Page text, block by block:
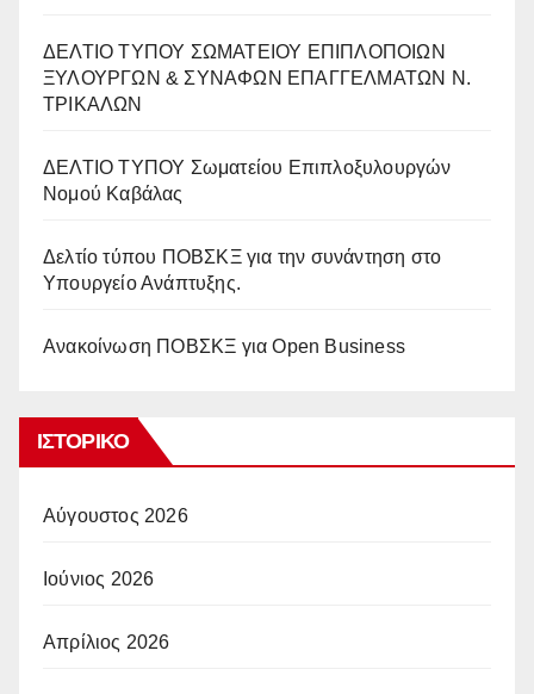
ΔΕΛΤΙΟ ΤΥΠΟΥ ΣΩΜΑΤΕΙΟΥ ΕΠΙΠΛΟΠΟΙΩΝ
ΞΥΛΟΥΡΓΩΝ & ΣΥΝΑΦΩΝ ΕΠΑΓΓΕΛΜΑΤΩΝ Ν.
ΤΡΙΚΑΛΩΝ
ΔΕΛΤΙΟ ΤΥΠΟΥ Σωματείου Επιπλοξυλουργών
Νομού Καβάλας
Δελτίο τύπου ΠΟΒΣΚΞ για την συνάντηση στο
Υπουργείο Ανάπτυξης.
Ανακοίνωση ΠΟΒΣΚΞ για Open Business
ΙΣΤΟΡΙΚΌ
Αύγουστος 2026
Ιούνιος 2026
Απρίλιος 2026